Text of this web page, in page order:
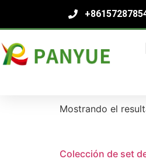
Hogar/producto
Al por
Mostrando el
Colección de set